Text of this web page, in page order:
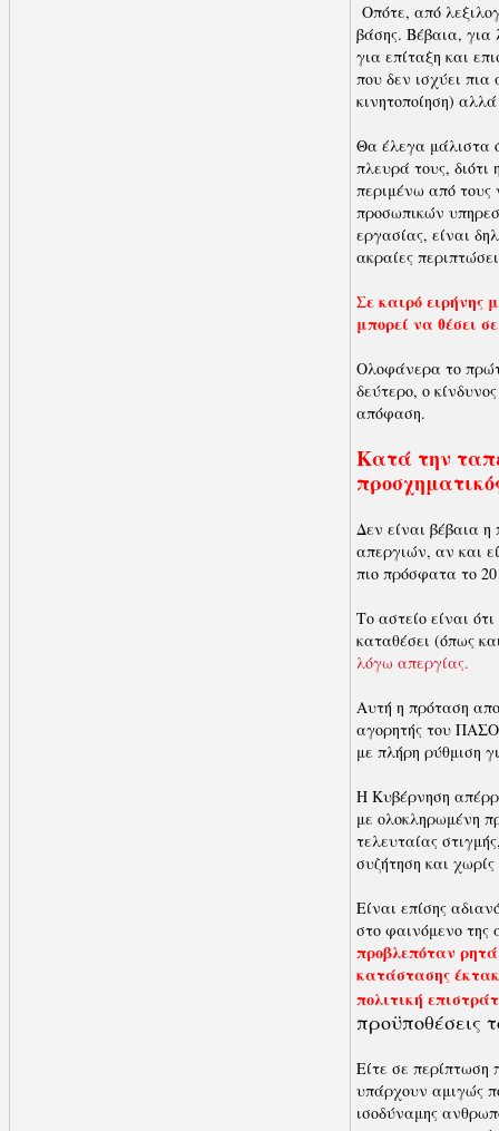
Οπότε, από
βάσης. Βέβαια, για
για επίταξη και
που δεν ισχύει πια
κινητοποίηση)
Θα έλεγα μάλιστα
πλευρά τους, διότι
περιμένω από τους
προσωπικών
εργασίας, είναι
ακραίες
Σε καιρό ειρήνης
μπορεί να θέσει
Ολοφάνερα το
δεύτερο, ο
απόφαση.
Κατά την
Δεν είναι βέβαια
απεργιών, αν και
πιο πρόσφατα το
Το αστείο είναι
καταθέσει (όπως
λόγω απεργίας.
Αυτή η πρόταση
αγορητής του
με πλήρη ρύθμιση
Η Κυβέρνηση
με ολοκληρωμένη
τελευταίας
συζήτηση και
Είναι επίσης
στο φαινόμενο της
προβλεπόταν
κατάστασης
πολιτική
προϋποθέσεις
Είτε σε περίπτωση
υπάρ­χουν αμιγώς
ισοδύναμης